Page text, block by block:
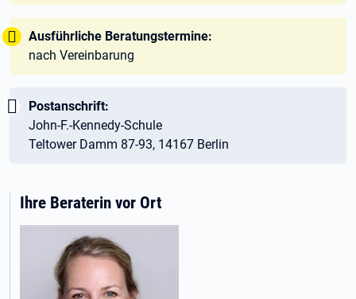
Tipp:
Ausführliche Beratungstermine:
nach Vereinbarung
Wichtig:
Postanschrift:
John-F.-Kennedy-Schule
Teltower Damm 87-93, 14167 Berlin
Ihre Beraterin vor Ort